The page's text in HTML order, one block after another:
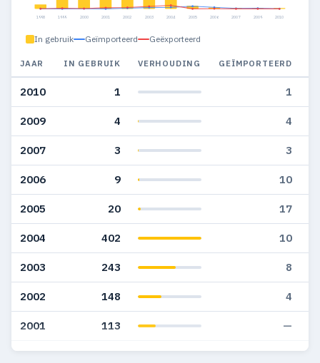
1998 1999 2000 2001 2002 2003 2004 2005 2006 2007 2009 2010
In gebruik Geïmporteerd Geëxporteerd
JAAR IN GEBRUIK VERHOUDING GEÏMPORTEERD
2010 1 1
2009 4 4
2007 3 3
2006 9 10
2005 20 17
2004 402 10
2003 243 8
2002 148 4
2001 113 —
2000 125 1